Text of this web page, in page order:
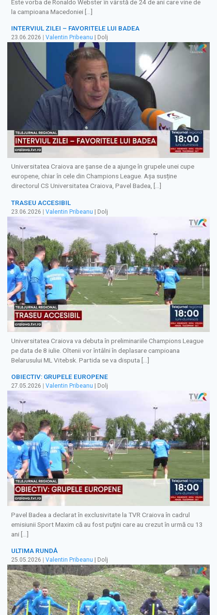
Este vorba de Ronaldo Webster în vârstă de 24 de ani care vine de
la campioana Macedoniei […]
INTERVIUL ZILEI – FAVORITELE LUI BADEA
23.06.2026 Valentin Pribeanu | Dolj
Universitatea Craiova are șanse de a ajunge în grupele unei cupe
europene, chiar în cele din Champions League. Așa susține
directorul CS Universitatea Craiova, Pavel Badea, […]
TRASEU ACCESIBIL
23.06.2026 | Valentin Pribeanu | Dolj
Universitatea Craiova va debuta în preliminariile Champions League
pe data de 8 iulie. Oltenii vor întâlni în deplasare campioana
Belarusului ML Vitebsk. Partida se va disputa […]
OBIECTIV: GRUPELE EUROPENE
27.05.2026 Valentin Pribeanu | Dolj
Pavel Badea a declarat în exclusivitate la TVR Craiova în cadrul
emisiunii Sport Maxim că au fost puţini care au crezut în urmă cu 13
ani […]
ULTIMA RUNDĂ
25.05.2026 Valentin Pribeanu | Dolj